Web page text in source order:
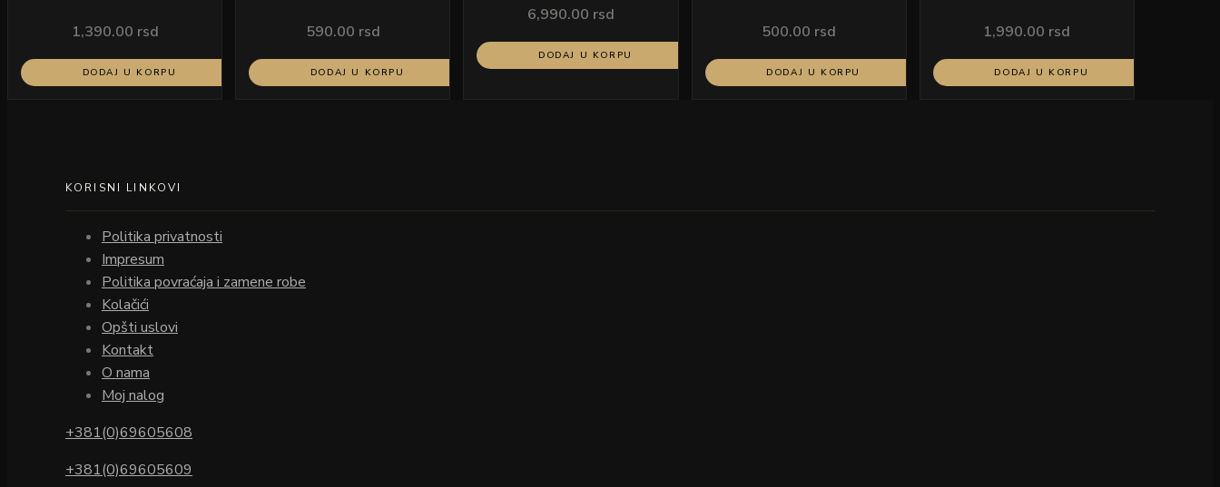
1,390.00 rsd
DODAJ U KORPU
590.00 rsd
DODAJ U KORPU
6,990.00 rsd
DODAJ U KORPU
500.00 rsd
DODAJ U KORPU
1,990.00 rsd
DODAJ U KORPU
KORISNI LINKOVI
Politika privatnosti
Impresum
Politika povraćaja i zamene robe
Kolačići
Opšti uslovi
Kontakt
O nama
Moj nalog
+381(0)69605608
+381(0)69605609